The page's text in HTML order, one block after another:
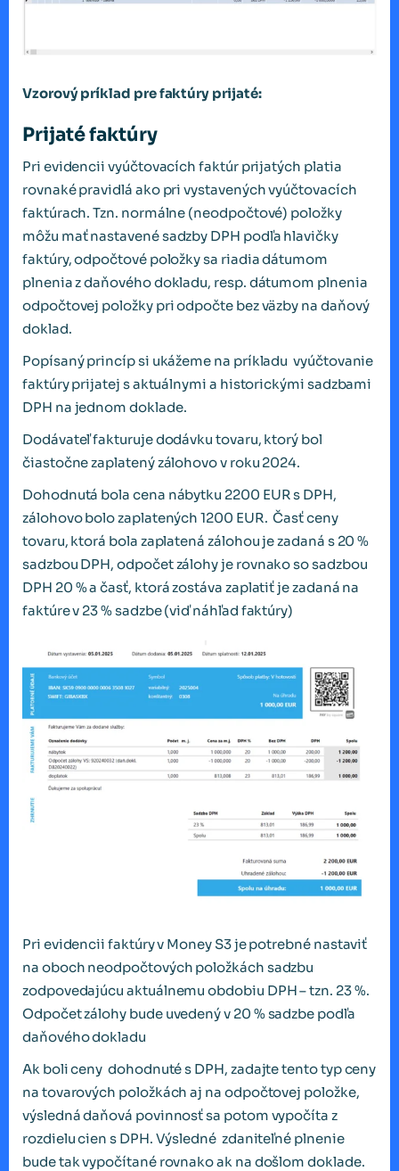
Vzorový príklad pre faktúry prijaté:
Prijaté faktúry
Pri evidencii vyúčtovacích faktúr prijatých platia
rovnaké pravidlá ako pri vystavených vyúčtovacích
faktúrach. Tzn. normálne (neodpočtové) položky
môžu mať nastavené sadzby DPH podľa hlavičky
faktúry, odpočtové položky sa riadia dátumom
plnenia z daňového dokladu, resp. dátumom plnenia
odpočtovej položky pri odpočte bez väzby na daňový
doklad.
Popísaný princíp si ukážeme na príkladu vyúčtovanie
faktúry prijatej s aktuálnymi a historickými sadzbami
DPH na jednom doklade.
Dodávateľ fakturuje dodávku tovaru, ktorý bol
čiastočne zaplatený zálohovo v roku 2024.
Dohodnutá bola cena nábytku 2200 EUR s DPH,
zálohovo bolo zaplatených 1200 EUR. Časť ceny
tovaru, ktorá bola zaplatená zálohou je zadaná s 20 %
sadzbou DPH, odpočet zálohy je rovnako so sadzbou
DPH 20 % a časť, ktorá zostáva zaplatiť je zadaná na
faktúre v 23 % sadzbe (viď náhľad faktúry)
Pri evidencii faktúry v Money S3 je potrebné nastaviť
na oboch neodpočtových položkách sadzbu
zodpovedajúcu aktuálnemu obdobiu DPH – tzn. 23 %.
Odpočet zálohy bude uvedený v 20 % sadzbe podľa
daňového dokladu
Ak boli ceny dohodnuté s DPH, zadajte tento typ ceny
na tovarových položkách aj na odpočtovej položke,
výsledná daňová povinnosť sa potom vypočíta z
rozdielu cien s DPH. Výsledné zdaniteľné plnenie
bude tak vypočítané rovnako ak na došlom doklade.